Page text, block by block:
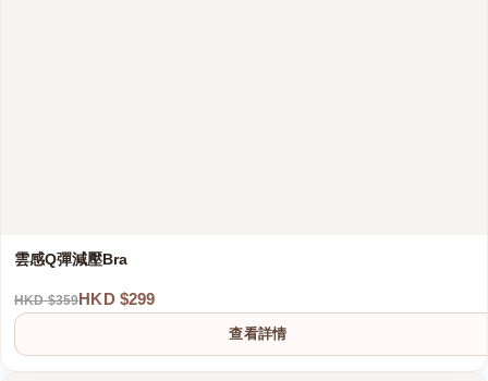
雲感Q彈減壓Bra
HKD $359HKD $299
查看詳情